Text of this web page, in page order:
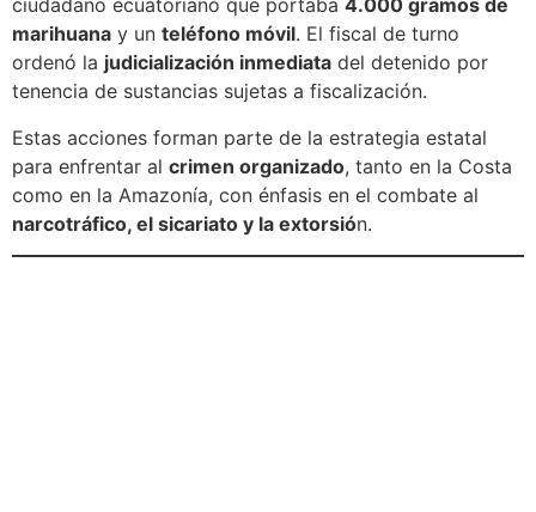
ciudadano ecuatoriano que portaba 4.000 gramos de
marihuana y un teléfono móvil. El fiscal de turno
ordenó la judicialización inmediata del detenido por
tenencia de sustancias sujetas a fiscalización.
Estas acciones forman parte de la estrategia estatal
para enfrentar al crimen organizado, tanto en la Costa
como en la Amazonía, con énfasis en el combate al
narcotráfico, el sicariato y la extorsión.